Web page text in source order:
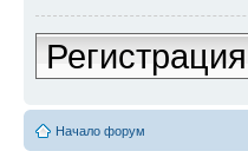
Регистрация
Начало форум